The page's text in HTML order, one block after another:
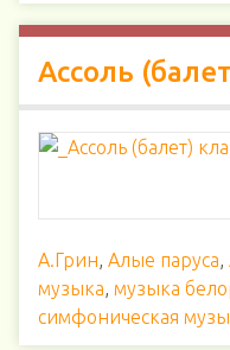
Ассоль
А.Грин, Алые паруса,
музыка, музыка
симфоническая